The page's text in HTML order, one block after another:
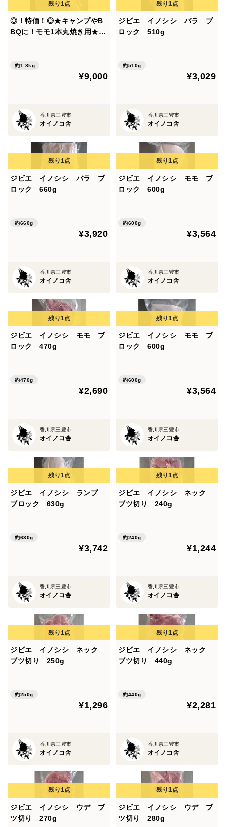
◎！特価！◎★キャンプやB
BQに！モモ1本丸焼き用★
1800g
約1.8kg
¥9,000
香川県三豊市
オイノコ舎
ジビエ イノシシ バラ ブ
ロック 510g
約510g
¥3,029
香川県三豊市
オイノコ舎
ジビエ イノシシ バラ ブ
ロック 660g
約660g
¥3,920
香川県三豊市
オイノコ舎
ジビエ イノシシ モモ ブ
ロック 600g
約600g
¥3,564
香川県三豊市
オイノコ舎
ジビエ イノシシ モモ ブ
ロック 470g
約470g
¥2,690
香川県三豊市
オイノコ舎
ジビエ イノシシ モモ ブ
ロック 600g
約600g
¥3,564
香川県三豊市
オイノコ舎
ジビエ イノシシ ランプ
ブロック 630g
約630g
¥3,742
香川県三豊市
オイノコ舎
ジビエ イノシシ ネック
ブツ切り 240g
約240g
¥1,244
香川県三豊市
オイノコ舎
ジビエ イノシシ ネック
ブツ切り 250g
約250g
¥1,296
香川県三豊市
オイノコ舎
ジビエ イノシシ ネック
ブツ切り 440g
約440g
¥2,281
香川県三豊市
オイノコ舎
ジビエ イノシシ ウデ ブ
ツ切り 270g
ジビエ イノシシ ウデ ブ
ツ切り 280g